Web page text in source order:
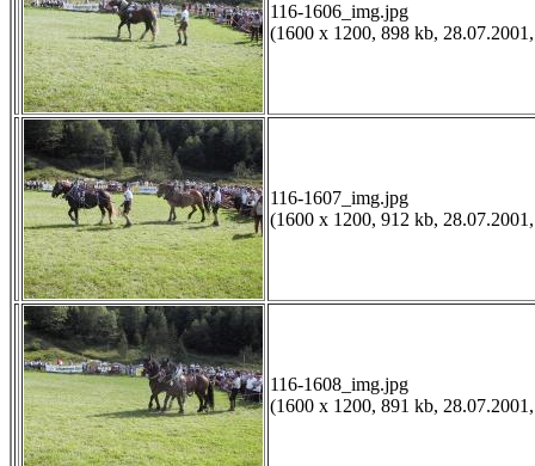
116-1606_img.jpg
(1600 x 1200, 898 kb,
116-1607_img.jpg
(1600 x 1200, 912 kb,
116-1608_img.jpg
(1600 x 1200, 891 kb,